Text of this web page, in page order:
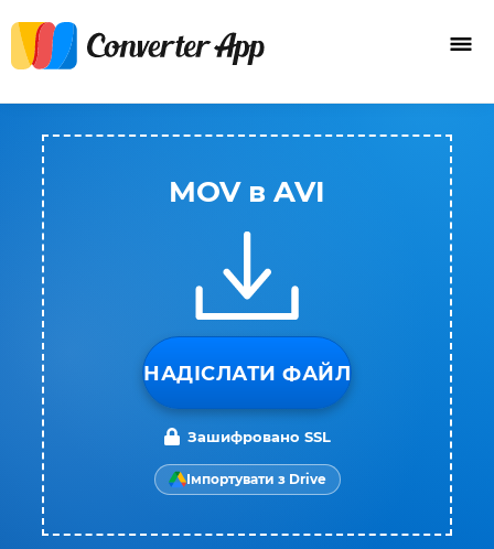
MOV в AVI
НАДІСЛАТИ ФАЙЛ
Зашифровано SSL
Імпортувати з Drive